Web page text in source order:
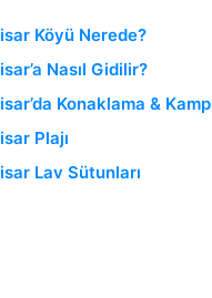
Köyü Nerede?
Nasıl Gidilir?
Konaklama & Kamp
Plajı
Lav Sütunları